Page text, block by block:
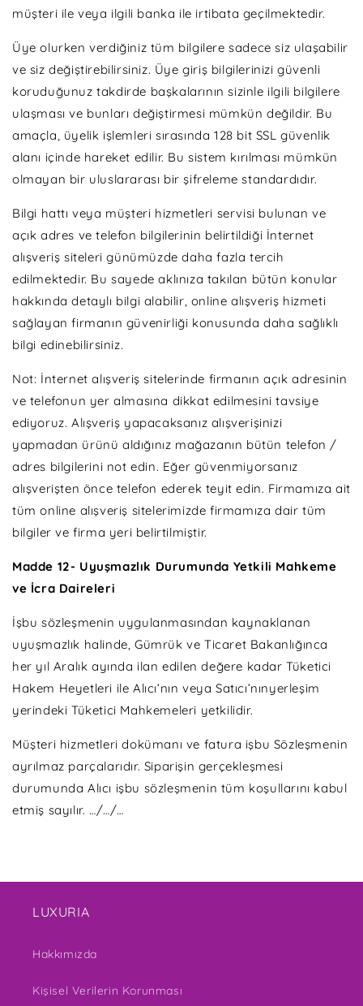
müşteri ile veya ilgili banka ile irtibata geçilmektedir.
Üye olurken verdiğiniz tüm bilgilere sadece siz ulaşabilir
ve siz değiştirebilirsiniz. Üye giriş bilgilerinizi güvenli
koruduğunuz takdirde başkalarının sizinle ilgili bilgilere
ulaşması ve bunları değiştirmesi mümkün değildir. Bu
amaçla, üyelik işlemleri sırasında 128 bit SSL güvenlik
alanı içinde hareket edilir. Bu sistem kırılması mümkün
olmayan bir uluslararası bir şifreleme standardıdır.
Bilgi hattı veya müşteri hizmetleri servisi bulunan ve
açık adres ve telefon bilgilerinin belirtildiği İnternet
alışveriş siteleri günümüzde daha fazla tercih
edilmektedir. Bu sayede aklınıza takılan bütün konular
hakkında detaylı bilgi alabilir, online alışveriş hizmeti
sağlayan firmanın güvenirliği konusunda daha sağlıklı
bilgi edinebilirsiniz.
Not: İnternet alışveriş sitelerinde firmanın açık adresinin
ve telefonun yer almasına dikkat edilmesini tavsiye
ediyoruz. Alışveriş yapacaksanız alışverişinizi
yapmadan ürünü aldığınız mağazanın bütün telefon /
adres bilgilerini not edin. Eğer güvenmiyorsanız
alışverişten önce telefon ederek teyit edin. Firmamıza ait
tüm online alışveriş sitelerimizde firmamıza dair tüm
bilgiler ve firma yeri belirtilmiştir.
Madde 12- Uyuşmazlık Durumunda Yetkili Mahkeme
ve İcra Daireleri
İşbu sözleşmenin uygulanmasından kaynaklanan
uyuşmazlık halinde, Gümrük ve Ticaret Bakanlığınca
her yıl Aralık ayında ilan edilen değere kadar Tüketici
Hakem Heyetleri ile Alıcı’nın veya Satıcı’nınyerleşim
yerindeki Tüketici Mahkemeleri yetkilidir.
Müşteri hizmetleri dokümanı ve fatura işbu Sözleşmenin
ayrılmaz parçalarıdır. Siparişin gerçekleşmesi
durumunda Alıcı işbu sözleşmenin tüm koşullarını kabul
etmiş sayılır. …/…/…
LUXURIA
Hakkımızda
Kişisel Verilerin Korunması